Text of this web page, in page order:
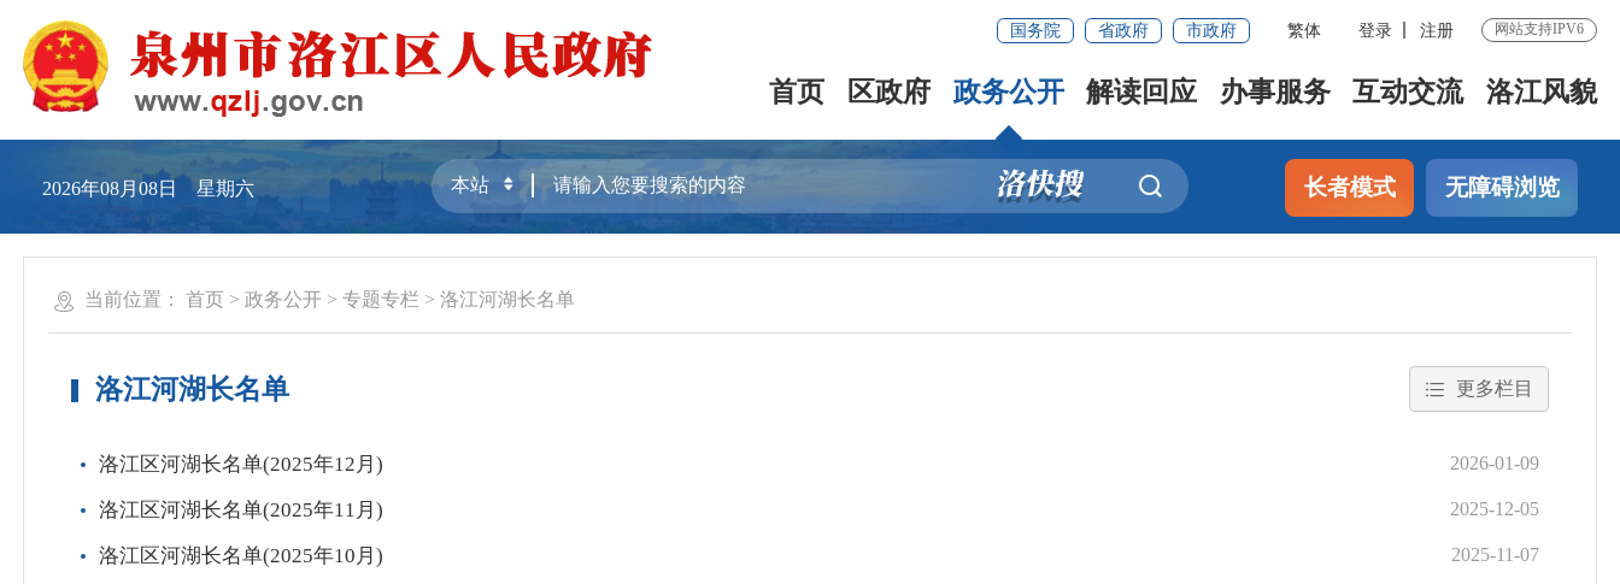
国务院 省政府 市政府 繁体 登录 注册 网站支持IPV6
首页 区政府 政务公开 解读回应 办事服务 互动交流 洛江风貌
2026年08月08日 星期六 长者模式 无障碍浏览
当前位置： 首页 >政务公开 >专题专栏 >洛江河湖长名单
洛江河湖长名单 更多栏目
洛江区河湖长名单(2025年12月) 2026-01-09
洛江区河湖长名单(2025年11月) 2025-12-05
洛江区河湖长名单(2025年10月) 2025-11-07